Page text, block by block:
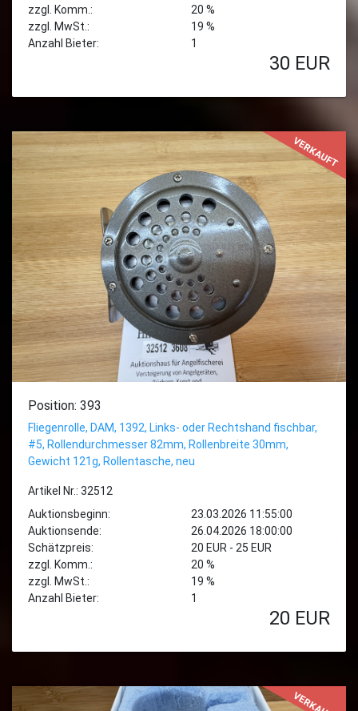
zzgl. Komm.:
20 %
zzgl. MwSt.:
19 %
Anzahl Bieter:
1
30 EUR
VERKAUFT
Position: 393
Fliegenrolle, DAM, 1392, Links- oder Rechtshand fischbar,
#5, Rollendurchmesser 82mm, Rollenbreite 30mm,
Gewicht 121g, Rollentasche, neu
Artikel Nr.: 32512
Auktionsbeginn:
23.03.2026 11:55:00
Auktionsende:
26.04.2026 18:00:00
Schätzpreis:
20 EUR - 25 EUR
zzgl. Komm.:
20 %
zzgl. MwSt.:
19 %
Anzahl Bieter:
1
20 EUR